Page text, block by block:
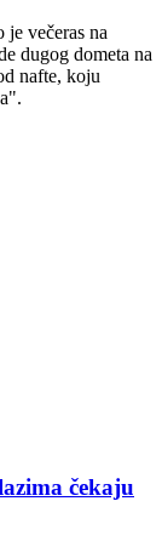
večeras na
dugog dometa na
nafte, koju
čekaju